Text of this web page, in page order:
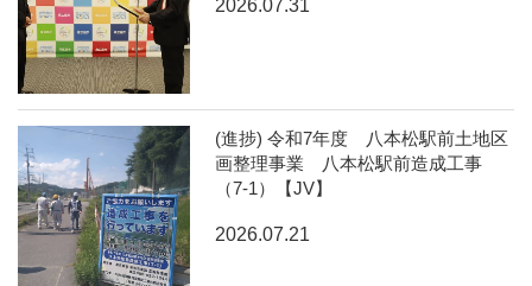
2026.07.31
(進捗) 令和7年度 八本松駅前土地区
画整理事業 八本松駅前造成工事
（7-1）【JV】
2026.07.21